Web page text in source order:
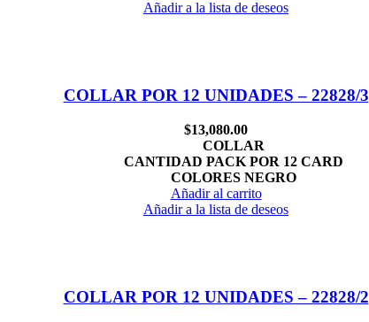
Añadir a la lista de deseos
COLLAR POR 12 UNIDADES – 22828/3
$13,080.00
COLLAR
CANTIDAD PACK POR 12 CARD
COLORES NEGRO
Añadir al carrito
Añadir a la lista de deseos
COLLAR POR 12 UNIDADES – 22828/2